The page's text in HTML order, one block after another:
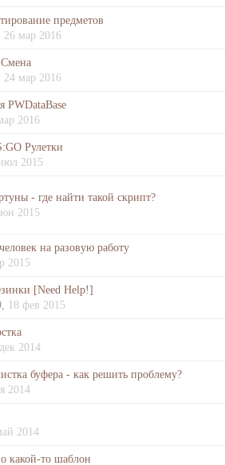
предметов
26 мар 2016
Смена
24 мар 2016
PWDataBase
2016
Рулетки
2015
- где найти такой скрипт?
2015
на разовую работу
2015
[Need Help!]
, 18 фев 2015
2014
буфера - как решить проблему?
2014
2014
какой-то шаблон